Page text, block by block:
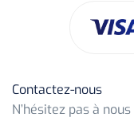
Contactez-nous
N’hésitez pas à